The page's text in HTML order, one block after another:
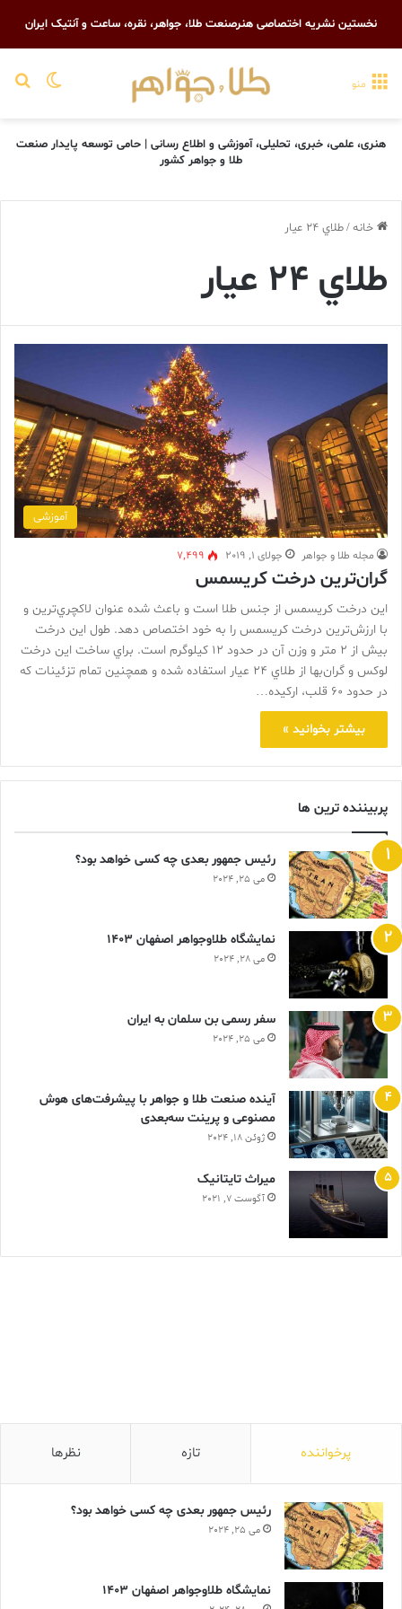
نخستین نشریه اختصاصی هنرصنعت طلا، جواهر، نقره، ساعت و آنتیک ایران
تغییر منو
هنری، علمی، خبری، تحلیلی، آموزشی و اطلاع رسانی | حامی توسعه پایدار صنعت
طلا و جواهر کشور
خانه/طلاي 24 عيار
طلاي 24 عيار
آموزشی
مجله طلا و جواهر جولای 1, 2019 7,499
گران‌ترين درخت کريسمس
اين درخت کريسمس از جنس طلا است و باعث شده عنوان لاکچري‌ترين و
با ارزش‌ترين درخت کريسمس را به خود اختصاص دهد. طول اين درخت
بيش از 2 متر و وزن آن در حدود 12 کيلوگرم است. براي ساخت اين درخت
لوکس و گران‌بها از طلاي 24 عيار استفاده شده و همچنين تمام تزئينات که
در حدود 60 قلب، ارکيده…
بیشتر بخوانید »
پربیننده ترین ها
رئیس جمهور بعدی چه کسی خواهد بود؟
می 25, 2024
نمایشگاه طلاوجواهر اصفهان 1403
می 28, 2024
سفر رسمی بن سلمان به ایران
می 25, 2024
آینده صنعت طلا و جواهر با پیشرفت‌های هوش
مصنوعی و پرینت سه‌بعدی
ژوئن 18, 2024
ميراث تايتانيک
آگوست 7, 2021
پرخواننده تازه نظرها
رئیس جمهور بعدی چه کسی خواهد بود؟
می 25, 2024
نمایشگاه طلاوجواهر اصفهان 1403